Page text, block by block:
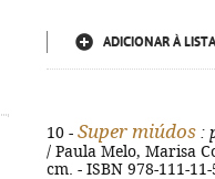
ADICIONAR À LISTA
10 - Super miúdos :
/ Paula Melo, Marisa
cm. - ISBN 978-111-